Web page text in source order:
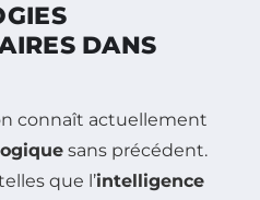
DANS
connaît actuellement
sans précédent.
que l’intelligence